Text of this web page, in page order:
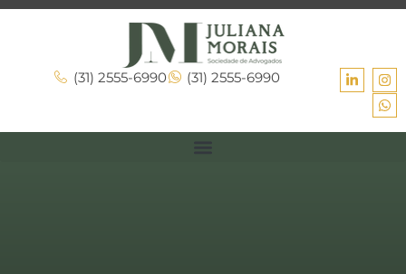
(31) 2555-6990 (31) 2555-6990